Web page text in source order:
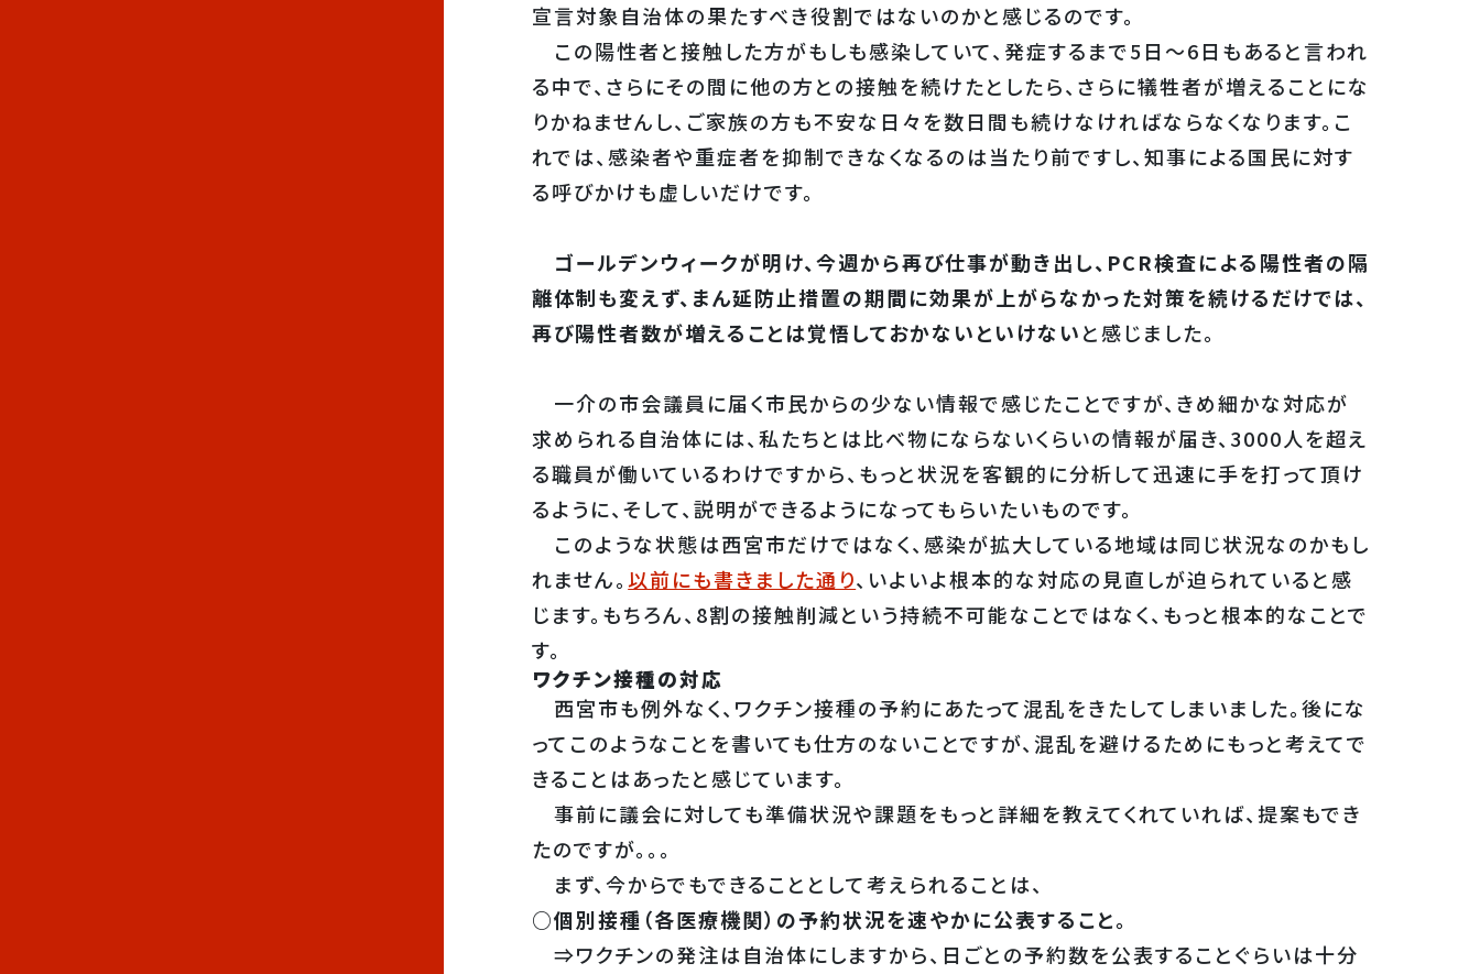
宣言対象自治体の果たすべき役割ではないのかと感じるのです。
この陽性者と接触した方がもしも感染していて、発症するまで5日～6日もあると言われ
る中で、さらにその間に他の方との接触を続けたとしたら、さらに犠牲者が増えることにな
りかねませんし、ご家族の方も不安な日々を数日間も続けなければならなくなります。こ
れでは、感染者や重症者を抑制できなくなるのは当たり前ですし、知事による国民に対す
る呼びかけも虚しいだけです。
ゴールデンウィークが明け、今週から再び仕事が動き出し、PCR検査による陽性者の隔
離体制も変えず、まん延防止措置の期間に効果が上がらなかった対策を続けるだけでは、
再び陽性者数が増えることは覚悟しておかないといけないと感じました。
一介の市会議員に届く市民からの少ない情報で感じたことですが、きめ細かな対応が
求められる自治体には、私たちとは比べ物にならないくらいの情報が届き、3000人を超え
る職員が働いているわけですから、もっと状況を客観的に分析して迅速に手を打って頂け
るように、そして、説明ができるようになってもらいたいものです。
このような状態は西宮市だけではなく、感染が拡大している地域は同じ状況なのかもし
れません。以前にも書きました通り、いよいよ根本的な対応の見直しが迫られていると感
じます。もちろん、8割の接触削減という持続不可能なことではなく、もっと根本的なことで
す。
ワクチン接種の対応
西宮市も例外なく、ワクチン接種の予約にあたって混乱をきたしてしまいました。後にな
ってこのようなことを書いても仕方のないことですが、混乱を避けるためにもっと考えてで
きることはあったと感じています。
事前に議会に対しても準備状況や課題をもっと詳細を教えてくれていれば、提案もでき
たのですが。。。
まず、今からでもできることとして考えられることは、
○個別接種（各医療機関）の予約状況を速やかに公表すること。
⇒ワクチンの発注は自治体にしますから、日ごとの予約数を公表することぐらいは十分